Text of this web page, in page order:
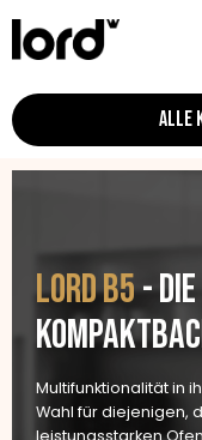
ALLE
LORD H1 -
Kochfeld
keine
dynamischste
LORD B5-
Multifunktionalität in
Wahl für diejenigen,
leistungsstarken